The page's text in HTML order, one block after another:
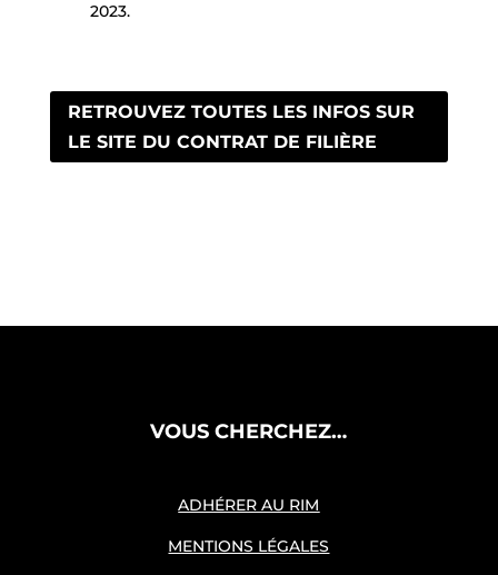
2023.
RETROUVEZ TOUTES LES INFOS SUR
LE SITE DU CONTRAT DE FILIÈRE
VOUS CHERCHEZ…
ADHÉRER AU RIM
MENTIONS LÉGALES